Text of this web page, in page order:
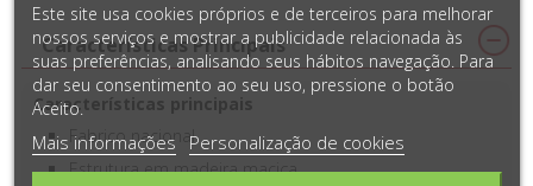
Características Principais
Características principais
Fabrico nacional
Estrutura em madeira maciça
Este site usa cookies próprios e de terceiros para melhorar
nossos serviços e mostrar a publicidade relacionada às
suas preferências, analisando seus hábitos navegação. Para
dar seu consentimento ao seu uso, pressione o botão
Aceito.
Mais informações Personalização de cookies